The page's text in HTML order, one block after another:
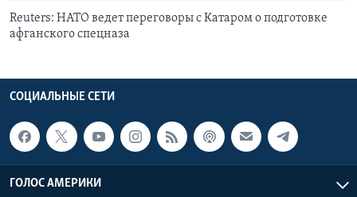
Reuters: НАТО ведет переговоры с Катаром о подготовке
афганского спецназа
СОЦИАЛЬНЫЕ СЕТИ
ГОЛОС АМЕРИКИ